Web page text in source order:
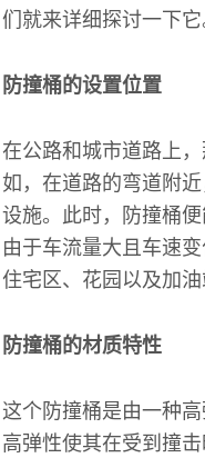
们就来详细探讨一下它
防撞桶的设置位置
在公路和城市道路上
如，在道路的弯道附
设施。此时，防撞桶
由于车流量大且车速
住宅区、花园以及加
防撞桶的材质特性
这个防撞桶是由一种
高弹性使其在受到撞